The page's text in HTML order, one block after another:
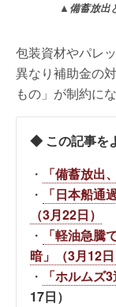
▲備蓄放出
包装資材やパレ
異なり補助金の
もの」が制約に
◆ この記事を
・
「備蓄放出
・
「日本船通
（3月22日）
・
「軽油急騰
暗」（3月12日
・
「ホルムズ
17日）